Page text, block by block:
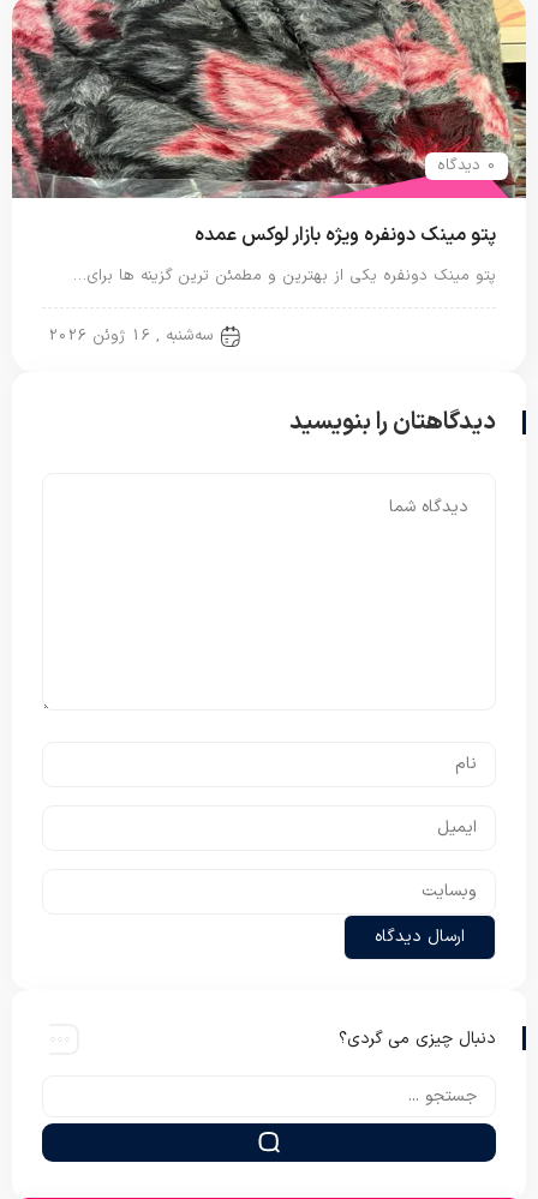
0 دیدگاه
پتو مینک دونفره ویژه بازار لوکس عمده
پتو مینک دونفره یکی از بهترین و مطمئن ترین گزینه ها برای…
سه‌شنبه , 16 ژوئن 2026
دیدگاهتان را بنویسید
دنبال چیزی می گردی؟